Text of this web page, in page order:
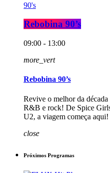
90's
Rebobina 90’s
09:00 - 13:00
more_vert
Rebobina 90’s
Revive o melhor da
R&B e rock! De Spice
U2, a viagem começa aqui!
close
Próximos Programas